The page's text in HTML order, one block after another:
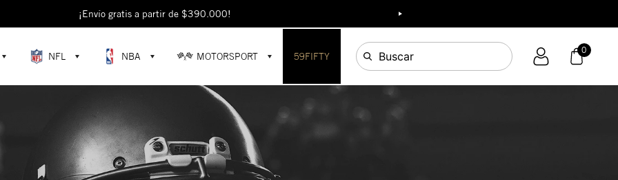
¡Envío gratis a partir de $390.000!
NFL NBA MOTORSPORT 59FIFTY Buscar 0